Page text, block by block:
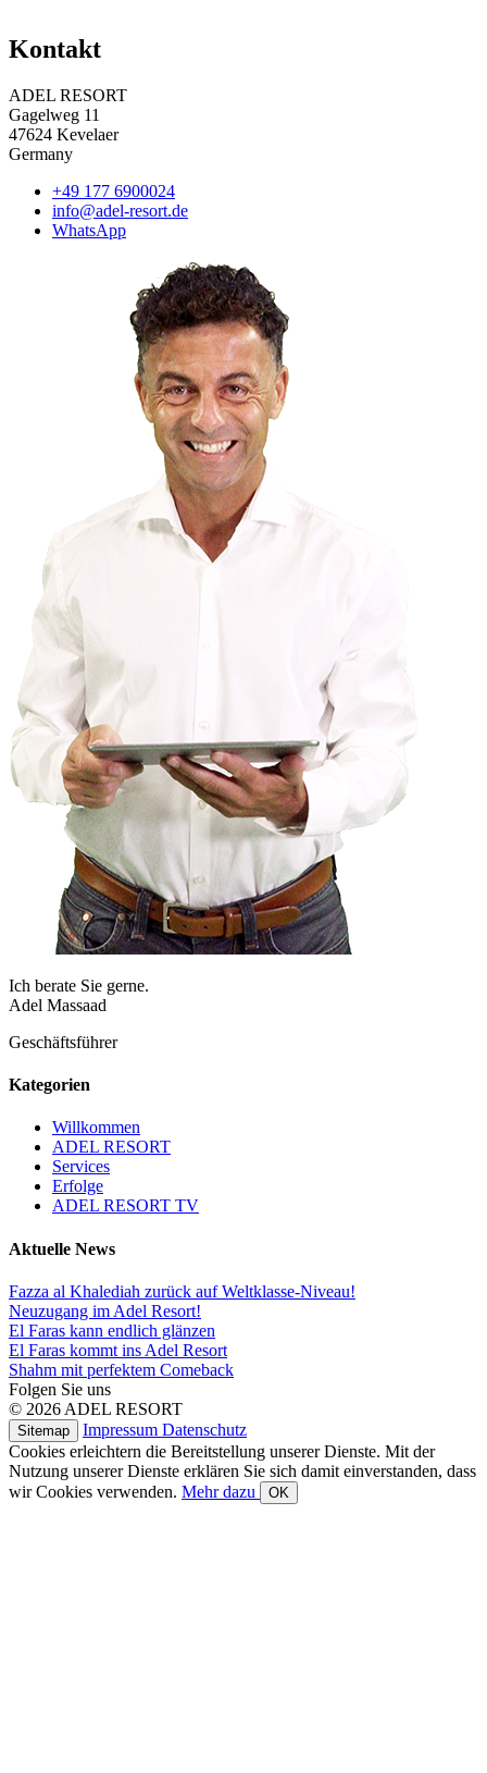
Kontakt
ADEL RESORT
Gagelweg 11
47624 Kevelaer
Germany
+49 177 6900024
info@adel-resort.de
WhatsApp
Ich berate Sie gerne.
Adel Massaad
Geschäftsführer
Kategorien
Willkommen
ADEL RESORT
Services
Erfolge
ADEL RESORT TV
Aktuelle News
Fazza al Khalediah zurück auf Weltklasse-Niveau!
Neuzugang im Adel Resort!
El Faras kann endlich glänzen
El Faras kommt ins Adel Resort
Shahm mit perfektem Comeback
Folgen Sie uns
© 2026 ADEL RESORT
Sitemap Impressum Datenschutz
Cookies erleichtern die Bereitstellung unserer Dienste. Mit der
Nutzung unserer Dienste erklären Sie sich damit einverstanden, dass
wir Cookies verwenden. Mehr dazu OK